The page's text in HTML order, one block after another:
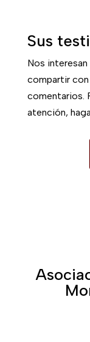
Sus
compartir
comentarios.